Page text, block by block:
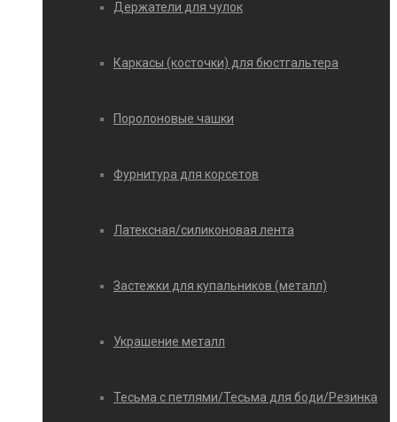
Держатели для чулок
Каркасы (косточки) для бюстгальтера
Поролоновые чашки
Фурнитура для корсетов
Латексная/силиконовая лента
Застежки для купальников (металл)
Украшение металл
Тесьма с петлями/Тесьма для боди/Резинка